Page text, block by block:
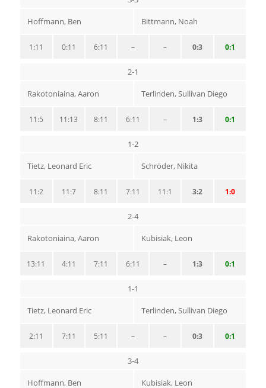
Hoffmann, Ben Bittmann, Noah
0:1
0:3
–
–
6:11
0:11
1:11
2-1
Rakotoniaina, Aaron Terlinden, Sullivan Diego
0:1
1:3
–
6:11
8:11
11:13
11:5
1-2
Tietz, Leonard Eric Schröder, Nikita
1:0
3:2
11:1
7:11
8:11
11:7
11:2
2-4
Rakotoniaina, Aaron Kubisiak, Leon
0:1
1:3
–
6:11
7:11
4:11
13:11
1-1
Tietz, Leonard Eric Terlinden, Sullivan Diego
0:1
0:3
–
–
5:11
7:11
2:11
3-4
Hoffmann, Ben Kubisiak, Leon